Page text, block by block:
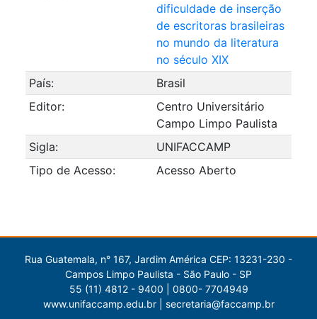
dificuldade de inserção
de escritoras brasileiras
no mundo da literatura
no século XIX
País:
Brasil
Editor:
Centro Universitário
Campo Limpo Paulista
Sigla:
UNIFACCAMP
Tipo de Acesso:
Acesso Aberto
Rua Guatemala, n° 167, Jardim América CEP: 13231-230 -
Campos Limpo Paulista - São Paulo - SP
55 (11) 4812 - 9400 | 0800- 7704949
www.unifaccamp.edu.br | secretaria@faccamp.br